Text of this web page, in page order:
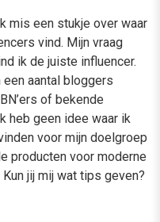
mis een stukje over waar
vind. Mijn vraag
ik de juiste influencer.
aantal bloggers
of bekende
heb geen idee waar ik
voor mijn doelgroep
producten voor moderne
jij mij wat tips geven?